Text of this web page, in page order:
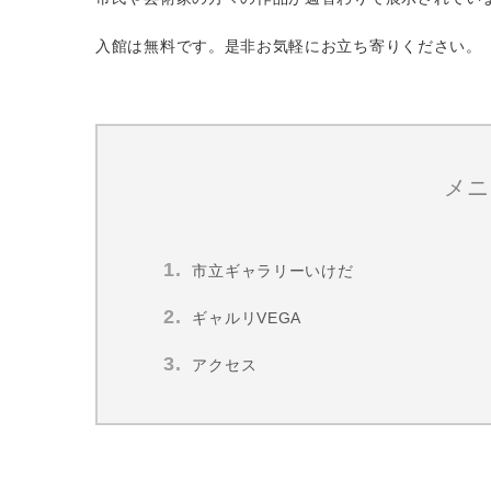
入館は無料です。是非お気軽にお立ち寄りください。
メ
市立ギャラリーいけだ
ギャルリVEGA
アクセス